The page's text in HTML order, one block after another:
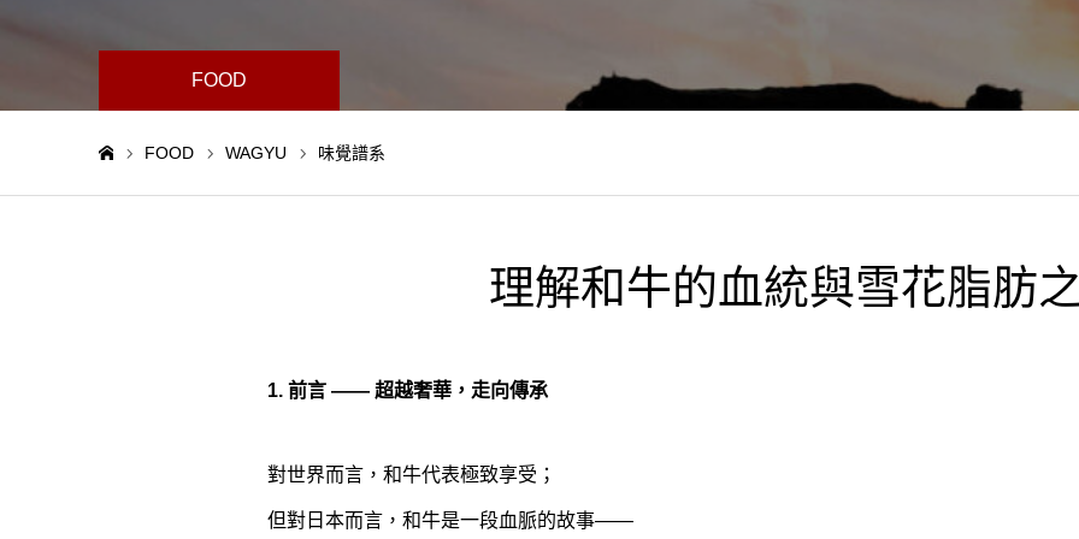
FOOD
FOOD WAGYU 味覺譜系
理解和牛的血統與雪花脂肪
1. 前言 —— 超越奢華，走向傳承
對世界而言，和牛代表極致享受；
但對日本而言，和牛是一段血脈的故事——